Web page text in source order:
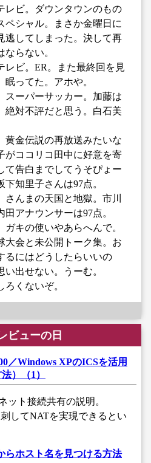
レビ。ダウンタウンのもの
ペシャル。まさか金曜日に
逃してしまった。決して再
らない。
レビ。ER。また最終回を見
ってた。アホや。
スーパーサッカー。加藤は
絶対不評だと思う。白石美
黄金伝説の再放送みたいな
がココリコ田中に好意を寄
て告白までしてうそぴょー
下知里子さんは97点。
さんまの天国と地獄。市川
アナウンサーは97点。
ガキの使いやあらへんで。
大会と未公開トーク集。お
るにはどうしたらいいの
出せない。うーむ。
くないぞ。
ビューの日
／Windows XPのICSを活用
）（1）
ット接続共有の説明。
してNATを実現できるとい
らホスト名を見つける方法